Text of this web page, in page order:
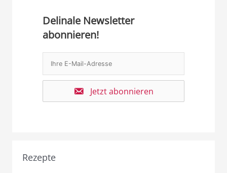
Delinale Newsletter
abonnieren!
Jetzt abonnieren
Rezepte